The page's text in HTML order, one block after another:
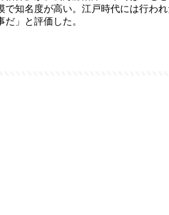
知名度が高い。江戸時代には行わ
」と評価した。